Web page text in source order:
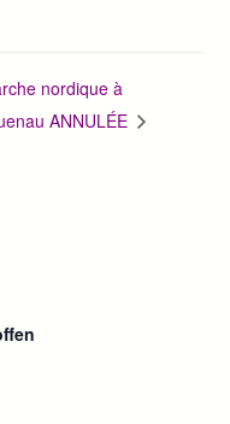
nordique à
ANNULÉE